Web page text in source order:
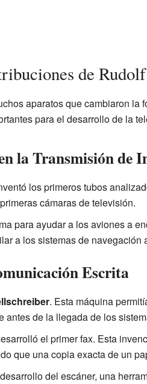
de
aparatos que cambiaron la
para el desarrollo de la
la Transmisión de
los primeros tubos
cámaras de televisión.
para ayudar a los aviones a
a los sistemas de navegación
Escrita
. Esta máquina
antes de la llegada de los
el primer fax. Esta
que una copia exacta de un
del escáner, una